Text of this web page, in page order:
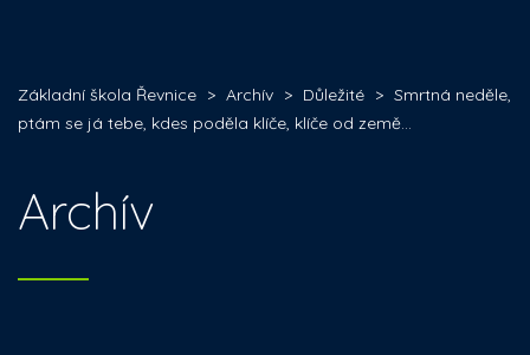
Základní škola Řevnice > Archív > Důležité > Smrtná neděle,
ptám se já tebe, kdes poděla klíče, klíče od země…
Archív